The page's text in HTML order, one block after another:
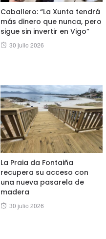
Caballero: “La Xunta tendrá
más dinero que nunca, pero
sigue sin invertir en Vigo”
Posted
30 julio 2026
La Praia da Fontaiña
recupera su acceso con
una nueva pasarela de
madera
Posted
30 julio 2026